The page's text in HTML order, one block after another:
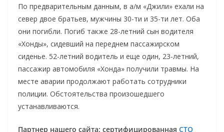
По предварительным данным, в а/м «Джили» ехали на
север двое братьев, мужчины 30-ти и 35-ти лет. Оба
они погибли. Погиб также 28-летний сын водителя
«Хонды», сидевший на переднем пассажирском
сиденье. 52-летний водитель и еще один, 23-летний,
пассажир автомобиля «Хонда» получили травмы. На
месте аварии продолжают работать сотрудники
полиции. Обстоятельства произошедшего
устанавливаются.
Партнер нашего сайта: сертифицированная СТО